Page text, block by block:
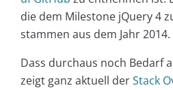
die dem Milestone jQuery 4
stammen aus dem Jahr 2014.
Dass durchaus noch Bedarf
zeigt ganz aktuell derStack